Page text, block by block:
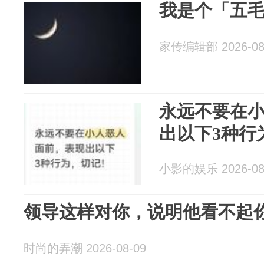
我是个「五
家传编辑部 2026-
永远不要在
出以下3种行
小影的娱乐 2026-
领导这样对你，说明他看不起
时尚的弄潮 2026-08-09